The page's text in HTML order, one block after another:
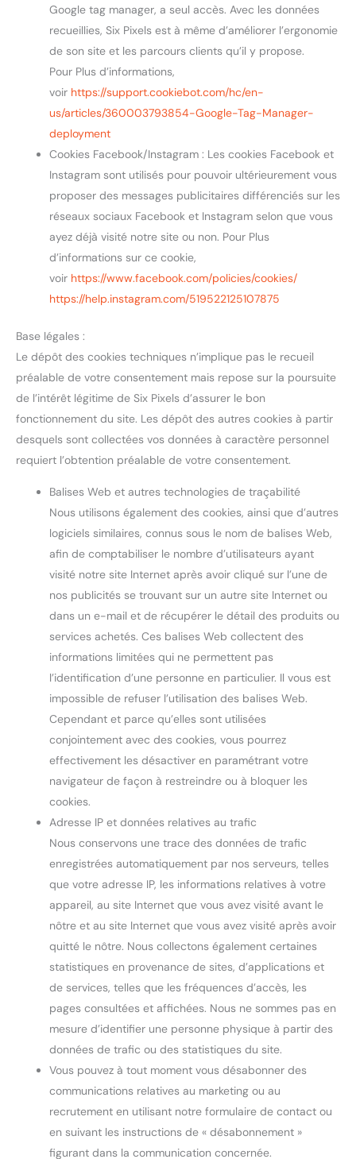
Google tag manager, a seul accès. Avec les données
recueillies, Six Pixels est à même d’améliorer l’ergonomie
de son site et les parcours clients qu’il y propose.
Pour Plus d’informations,
voir https://support.cookiebot.com/hc/en-
us/articles/360003793854-Google-Tag-Manager-
deployment
Cookies Facebook/Instagram : Les cookies Facebook et
Instagram sont utilisés pour pouvoir ultérieurement vous
proposer des messages publicitaires différenciés sur les
réseaux sociaux Facebook et Instagram selon que vous
ayez déjà visité notre site ou non. Pour Plus
d’informations sur ce cookie,
voir https://www.facebook.com/policies/cookies/
https://help.instagram.com/519522125107875
Base légales :
Le dépôt des cookies techniques n’implique pas le recueil
préalable de votre consentement mais repose sur la poursuite
de l’intérêt légitime de Six Pixels d’assurer le bon
fonctionnement du site. Les dépôt des autres cookies à partir
desquels sont collectées vos données à caractère personnel
requiert l’obtention préalable de votre consentement.
Balises Web et autres technologies de traçabilité
Nous utilisons également des cookies, ainsi que d’autres
logiciels similaires, connus sous le nom de balises Web,
afin de comptabiliser le nombre d’utilisateurs ayant
visité notre site Internet après avoir cliqué sur l’une de
nos publicités se trouvant sur un autre site Internet ou
dans un e-mail et de récupérer le détail des produits ou
services achetés. Ces balises Web collectent des
informations limitées qui ne permettent pas
l’identification d’une personne en particulier. Il vous est
impossible de refuser l’utilisation des balises Web.
Cependant et parce qu’elles sont utilisées
conjointement avec des cookies, vous pourrez
effectivement les désactiver en paramétrant votre
navigateur de façon à restreindre ou à bloquer les
cookies.
Adresse IP et données relatives au trafic
Nous conservons une trace des données de trafic
enregistrées automatiquement par nos serveurs, telles
que votre adresse IP, les informations relatives à votre
appareil, au site Internet que vous avez visité avant le
nôtre et au site Internet que vous avez visité après avoir
quitté le nôtre. Nous collectons également certaines
statistiques en provenance de sites, d’applications et
de services, telles que les fréquences d’accès, les
pages consultées et affichées. Nous ne sommes pas en
mesure d’identifier une personne physique à partir des
données de trafic ou des statistiques du site.
Vous pouvez à tout moment vous désabonner des
communications relatives au marketing ou au
recrutement en utilisant notre formulaire de contact ou
en suivant les instructions de « désabonnement »
figurant dans la communication concernée.